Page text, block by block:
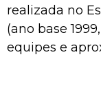
realizada no
(ano base
equipes e